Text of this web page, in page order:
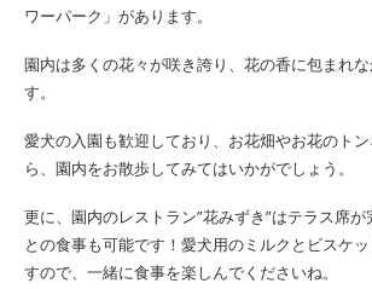
ワーパーク」があります。
園内は多くの花々が咲き誇り、花の香に包まれ
す。
愛犬の入園も歓迎しており、お花畑やお花のト
ら、園内をお散歩してみてはいかがでしょう。
更に、園内のレストラン”花みずき”はテラス席
との食事も可能です！愛犬用のミルクとビスケ
すので、一緒に食事を楽しんでくださいね。